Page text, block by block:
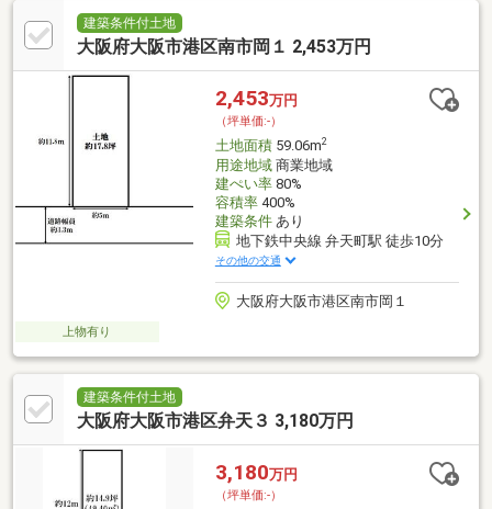
建築条件付土地
大阪府大阪市港区南市岡１ 2,453万円
2,453万円
（坪単価:-）
土地面積59.06m2
用途地域商業地域
建ぺい率80%
容積率400%
建築条件あり
地下鉄中央線 弁天町駅 徒歩10分
その他の交通
大阪府大阪市港区南市岡１
上物有り
建築条件付土地
大阪府大阪市港区弁天３ 3,180万円
3,180万円
（坪単価:-）